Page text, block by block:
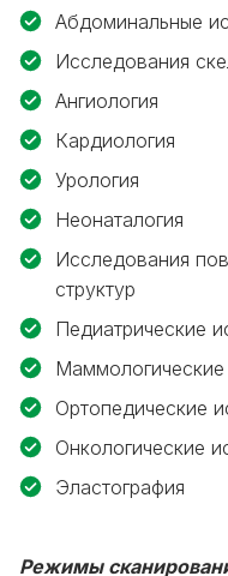
Абдоминальные
Исследования
Ангиология
Кардиология
Урология
Неонаталогия
Исследования
структур
Педиатрические
Ортопедические
Онкологические
Эластография
Режимы